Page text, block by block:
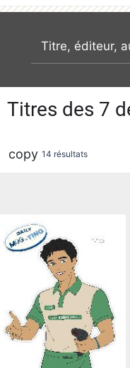
recherche par mot
Titres des 7
copy 14 résultats